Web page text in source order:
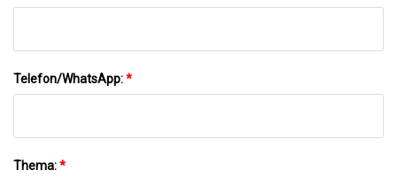
Telefon/WhatsApp:*
Thema:*